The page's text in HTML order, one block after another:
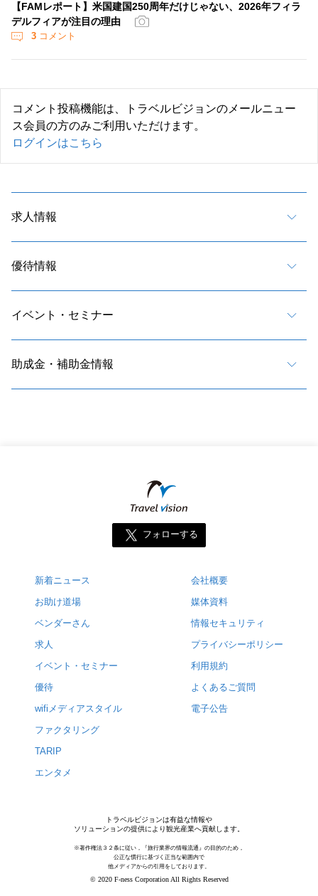
【FAMレポート】米国建国250周年だけじゃない、2026年フィラ
デルフィアが注目の理由
3 コメント
コメント投稿機能は、トラベルビジョンのメールニュー
ス会員の方のみご利用いただけます。
ログインはこちら
求人情報
優待情報
イベント・セミナー
助成金・補助金情報
フォローする
新着ニュース
お助け道場
ベンダーさん
求人
イベント・セミナー
優待
wifiメディアスタイル
ファクタリング
TARIP
エンタメ
会社概要
媒体資料
情報セキュリティ
プライバシーポリシー
利用規約
よくあるご質問
電子公告
トラベルビジョンは有益な情報や
ソリューションの提供により観光産業へ貢献します。
※著作権法３２条に従い，『旅行業界の情報流通』の目的のため，
公正な慣行に基づく正当な範囲内で
他メディアからの引用をしております。
© 2020 F-ness Corporation All Rights Reserved